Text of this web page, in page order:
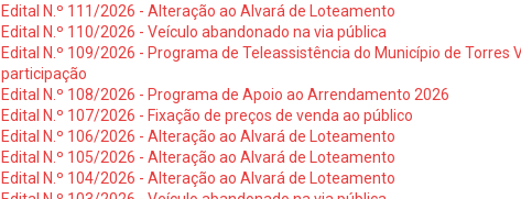
Edital N.º 111/2026 - Alteração ao Alvará de Loteamento
Edital N.º 110/2026 - Veículo abandonado na via pública
Edital N.º 109/2026 - Programa de Teleassistência do Município de Torres
participação
Edital N.º 108/2026 - Programa de Apoio ao Arrendamento 2026
Edital N.º 107/2026 - Fixação de preços de venda ao público
Edital N.º 106/2026 - Alteração ao Alvará de Loteamento
Edital N.º 105/2026 - Alteração ao Alvará de Loteamento
Edital N.º 104/2026 - Alteração ao Alvará de Loteamento